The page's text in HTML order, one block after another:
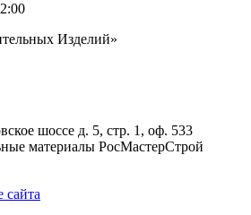
Изделий»
шоссе д. 5, стр. 1, оф. 533
материалы РосМастерСтрой
сайта